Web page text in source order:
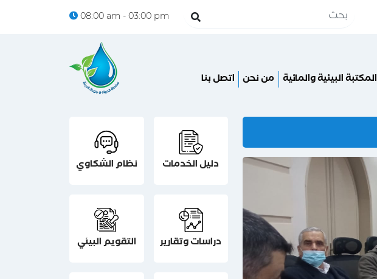
08:00 am - 03:00 pm
المكتبة البيئية والمائية من نحن اتصل بنا
دليل الخدمات نظام الشكاوي
دراسات وتقارير التقويم البيئي